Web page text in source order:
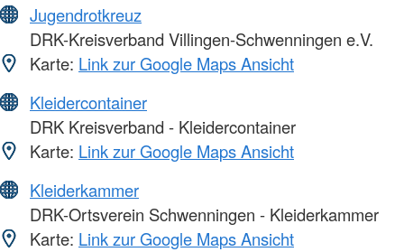
Jugendrotkreuz
DRK-Kreisverband Villingen-Schwenningen e.V.
Karte: Link zur Google Maps Ansicht
Kleidercontainer
DRK Kreisverband - Kleidercontainer
Karte: Link zur Google Maps Ansicht
Kleiderkammer
DRK-Ortsverein Schwenningen - Kleiderkammer
Karte: Link zur Google Maps Ansicht